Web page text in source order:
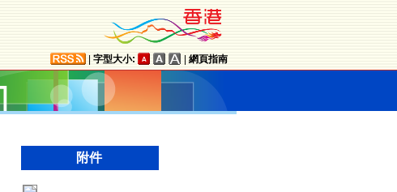
字型大小: 網頁指南
附件